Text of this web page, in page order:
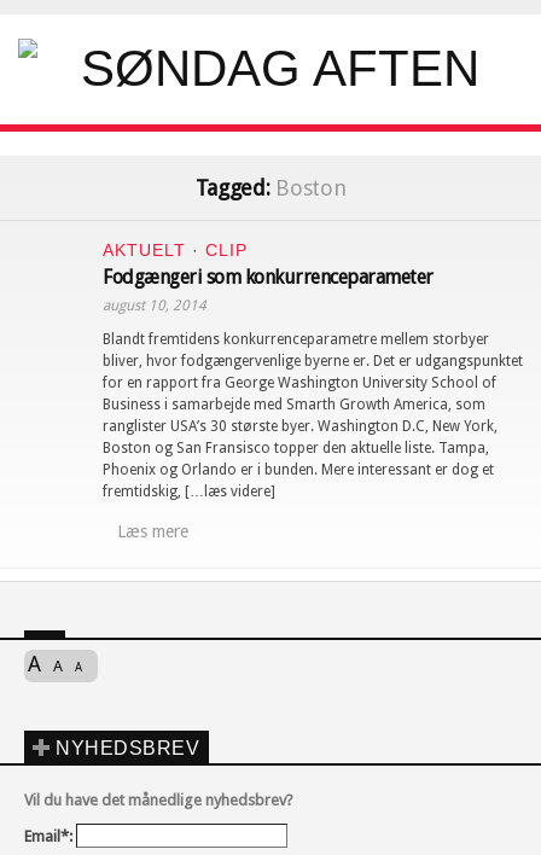
Tagged: Boston
AKTUELT · CLIP
Fodgængeri som konkurrenceparameter
august 10, 2014
Blandt fremtidens konkurrenceparametre mellem storbyer
bliver, hvor fodgængervenlige byerne er. Det er udgangspunktet
for en rapport fra George Washington University School of
Business i samarbejde med Smarth Growth America, som
ranglister USA’s 30 største byer. Washington D.C, New York,
Boston og San Fransisco topper den aktuelle liste. Tampa,
Phoenix og Orlando er i bunden. Mere interessant er dog et
fremtidskig, […læs videre]
Læs mere
A A A
NYHEDSBREV
Vil du have det månedlige nyhedsbrev?
Email*: